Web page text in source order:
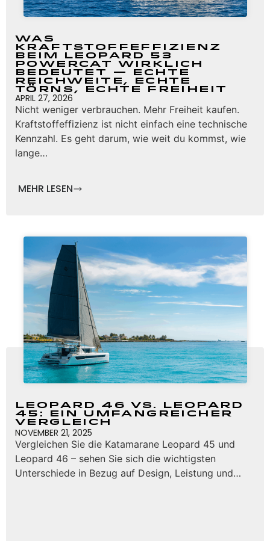
Was
Kraftstoffeffizienz
beim Leopard 53
Powercat wirklich
bedeutet — Echte
Reichweite, echte
Törns, echte Freiheit
APRIL 27, 2026
Nicht weniger verbrauchen. Mehr Freiheit kaufen.
Kraftstoffeffizienz ist nicht einfach eine technische
Kennzahl. Es geht darum, wie weit du kommst, wie
lange…
MEHR LESEN
Leopard 46 vs. Leopard
45: Ein umfangreicher
Vergleich
NOVEMBER 21, 2025
Vergleichen Sie die Katamarane Leopard 45 und
Leopard 46 – sehen Sie sich die wichtigsten
Unterschiede in Bezug auf Design, Leistung und…